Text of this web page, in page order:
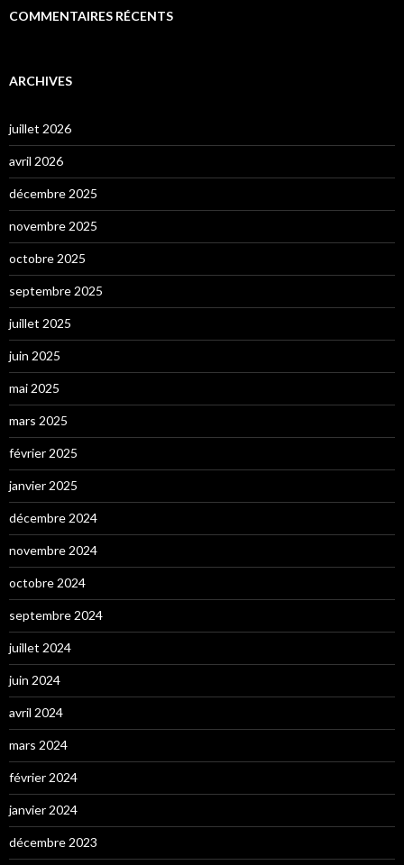
COMMENTAIRES RÉCENTS
ARCHIVES
juillet 2026
avril 2026
décembre 2025
novembre 2025
octobre 2025
septembre 2025
juillet 2025
juin 2025
mai 2025
mars 2025
février 2025
janvier 2025
décembre 2024
novembre 2024
octobre 2024
septembre 2024
juillet 2024
juin 2024
avril 2024
mars 2024
février 2024
janvier 2024
décembre 2023